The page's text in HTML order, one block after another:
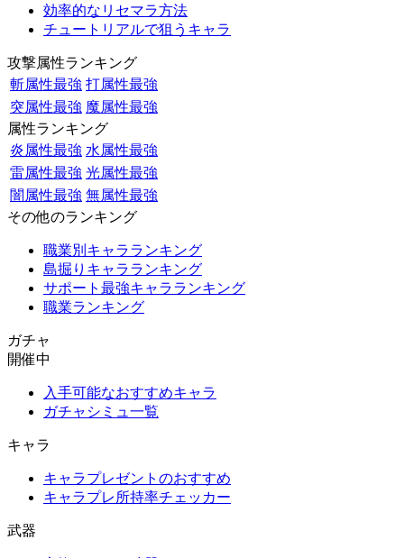
効率的なリセマラ方法
チュートリアルで狙うキャラ
攻撃属性ランキング
斬属性最強 打属性最強
突属性最強 魔属性最強
属性ランキング
炎属性最強 水属性最強
雷属性最強 光属性最強
闇属性最強 無属性最強
その他のランキング
職業別キャラランキング
島掘りキャラランキング
サポート最強キャラランキング
職業ランキング
ガチャ
開催中
入手可能なおすすめキャラ
ガチャシミュ一覧
キャラ
キャラプレゼントのおすすめ
キャラプレ所持率チェッカー
武器